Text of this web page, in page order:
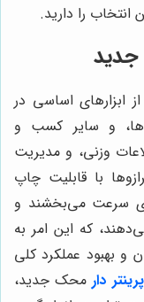
را دارید.
جدید
ابزارهای اساسی در
و سایر کسب و
وزنی، و مدیریت
با قابلیت چاپ
سرعت می‌بخشند و
که این امر به
و بهبود عملکرد کلی
دار محک جدید،